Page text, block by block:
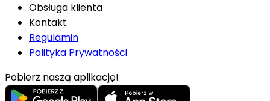
Obsługa klienta
Kontakt
Regulamin
Polityka Prywatności
Pobierz naszą aplikację!